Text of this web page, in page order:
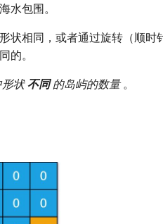
水包围。
状相同，或者通过旋转（顺时
的。
形状不同的岛屿的数量。